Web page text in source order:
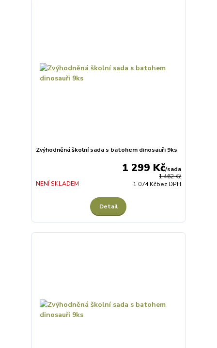
Zvýhodněná školní sada s batohem dinosauři 9ks
1 462 Kč
1 299 Kč/sada
1 074 Kčbez DPH
NENÍ SKLADEM
Detail